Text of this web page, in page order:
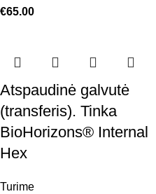
€65.00
Atspaudinė galvutė
(transferis). Tinka
BioHorizons® Internal
Hex
Turime